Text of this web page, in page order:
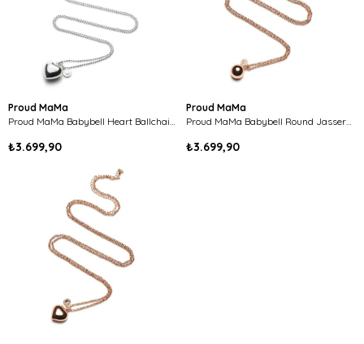
Proud MaMa
Proud MaMa Babybell Heart Ballchain Silver-Plate
₺3.699,90
Proud MaMa
Proud MaMa Babybell Round Jasseron Rose
₺3.699,90